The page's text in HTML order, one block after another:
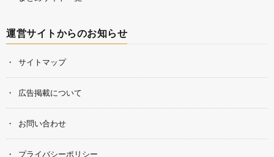
運営サイトからのお知らせ
サイトマップ
広告掲載について
お問い合わせ
プライバシーポリシー